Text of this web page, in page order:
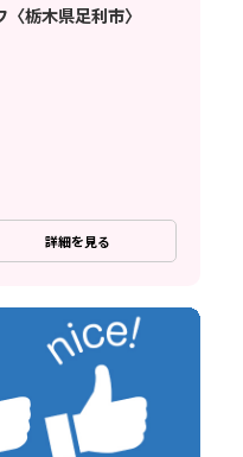
栃木県足利市〉
詳細を見る